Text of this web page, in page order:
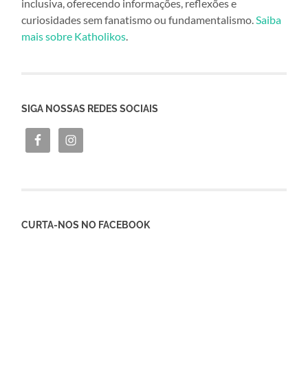
inclusiva, oferecendo informações, reflexões e
curiosidades sem fanatismo ou fundamentalismo.Saiba
mais sobre Katholikos.
SIGA NOSSAS REDES SOCIAIS
CURTA-NOS NO FACEBOOK